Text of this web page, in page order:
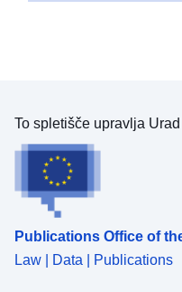
To spletišče upravlja Urad
Publications Office of
Law | Data | Publications